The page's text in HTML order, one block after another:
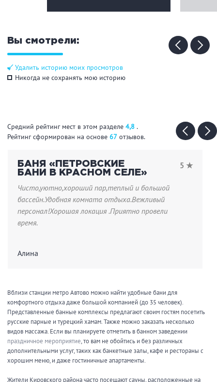
Мангал/ барбекю
Со своей едой
Удобства
Сеновал
ПРИМЕНИТЬ ФИЛЬТРЫ
Вы смотрели:
Удалить историю моих просмотров
Никогда не сохранять мою историю
Средний рейтинг мест в этом разделе 4,8 .
Рейтинг сформирован на основе 67 отзывов.
БАНЯ «ПЕТРОВСКИЕ
БАНИ В КРАСНОМ СЕЛЕ»
5 ★
Чисто,уютно,хороший пар,теплый и большой
бассейн.Удобная комната отдыха.Вежливый
персонал!Хорошая локация .Приятно провели
время.
Алина
Вблизи станции метро Автово можно найти удобные бани для
комфортного отдыха даже большой компанией (до 35 человек).
Представленные банные комплексы предлагают своим гостям посетить
русские парные и турецкий хамам. Также можно заказать несколько
видов массажа. Если вы планируете отметить в банном заведении
праздничное мероприятие, то вам не обойтись и без различных
дополнительными услуг, таких как банкетные залы, кафе и рестораны с
хорошим меню, и даже гостиничные апартаменты.
Жители Кировского района часто посещают сауны, расположенные на